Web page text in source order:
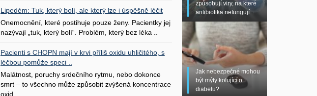
Lipedém: Tuk, který bolí, ale který lze i úspěšně léčit
Onemocnění, které postihuje pouze ženy. Pacientky jej
nazývají „tuk, který bolí“. Problém, který bez léka ..
Pacienti s CHOPN mají v krvi příliš oxidu uhličitého, s
léčbou pomůže speci ..
Malátnost, poruchy srdečního rytmu, nebo dokonce
smrt – to všechno může způsobit zvýšená koncentrace
oxid ..
způsobují viry, na které
antibiotika nefungují
Jak nebezpečné mohou
být mýty kolující o
diabetu?